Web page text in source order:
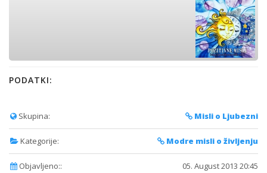
PODATKI:
Skupina: Misli o Ljubezni
Kategorije: Modre misli o življenju
Objavljeno:: 05. August 2013 20:45